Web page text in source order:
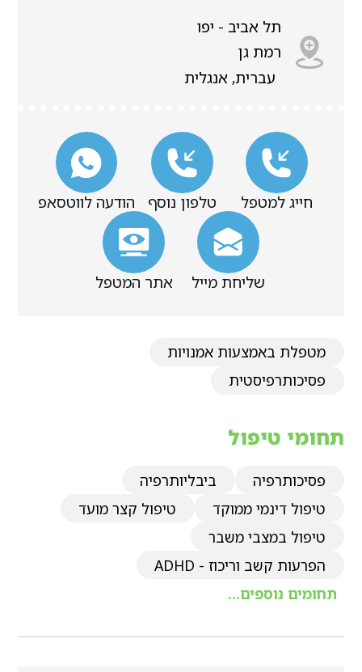
תל אביב - יפו
רמת גן
עברית, אנגלית
חייג למטפל טלפון נוסף הודעה לווטסאפ
שליחת מייל אתר המטפל
מטפלת באמצעות אמנויות
פסיכותרפיסטית
תחומי טיפול
פסיכותרפיה
ביבליותרפיה
טיפול דינמי ממוקד
טיפול קצר מועד
טיפול במצבי משבר
הפרעות קשב וריכוז - ADHD
תחומים נוספים...